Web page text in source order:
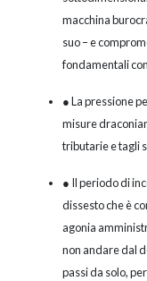
macchina
suo – e
fondamentali
● La pressione
misure
tributarie e tagli
● Il periodo di
dissesto che è
agonia
non andare dal
passi da solo,